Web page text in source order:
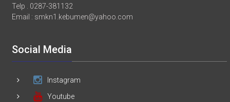
Telp . 0287-381132
Email : smkn1.kebumen@yahoo.com
Social Media
Instagram
Youtube